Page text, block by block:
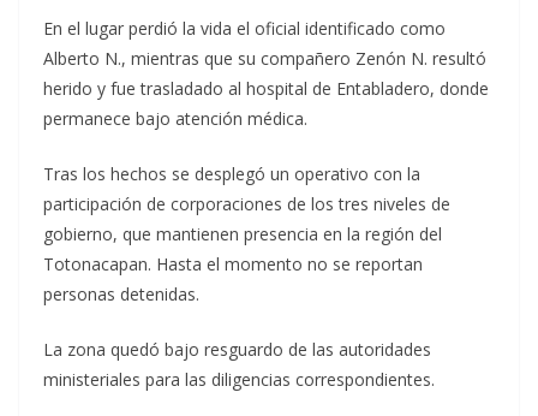
En el lugar perdió la vida el oficial identificado como
Alberto N., mientras que su compañero Zenón N. resultó
herido y fue trasladado al hospital de Entabladero, donde
permanece bajo atención médica.
Tras los hechos se desplegó un operativo con la
participación de corporaciones de los tres niveles de
gobierno, que mantienen presencia en la región del
Totonacapan. Hasta el momento no se reportan
personas detenidas.
La zona quedó bajo resguardo de las autoridades
ministeriales para las diligencias correspondientes.